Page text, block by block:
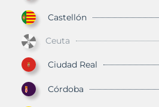
Castellón
Ceuta
Ciudad Real
Córdoba